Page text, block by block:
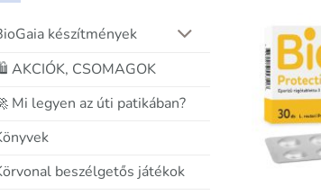
készítmények
AKCIÓK, CSOMAGOK
Mi legyen az úti patikában?
beszélgetős játékok